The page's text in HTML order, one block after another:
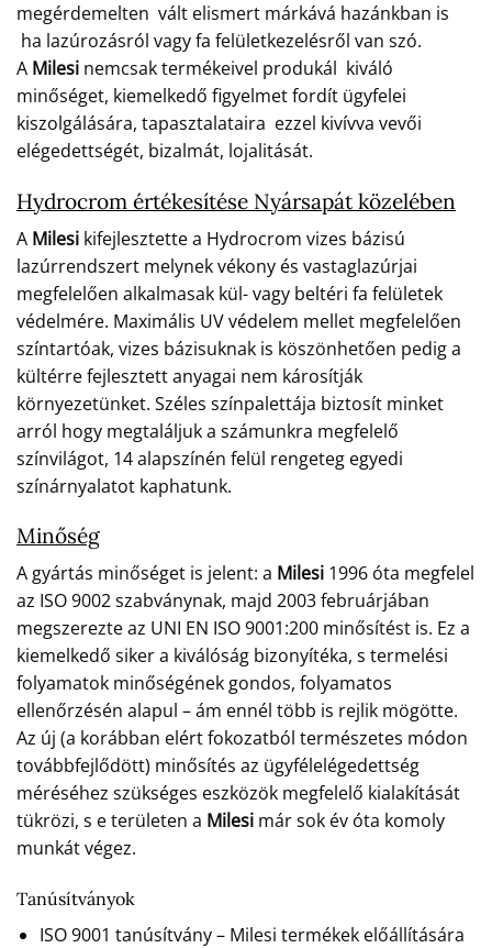
megérdemelten vált elismert márkává hazánkban is
ha lazúrozásról vagy fa felületkezelésről van szó.
A Milesi nemcsak termékeivel produkál kiváló
minőséget, kiemelkedő figyelmet fordít ügyfelei
kiszolgálására, tapasztalataira ezzel kivívva vevői
elégedettségét, bizalmát, lojalitását.
Hydrocrom értékesítése Nyársapát közelében
A Milesi kifejlesztette a Hydrocrom vizes bázisú
lazúrrendszert melynek vékony és vastaglazúrjai
megfelelően alkalmasak kül- vagy beltéri fa felületek
védelmére. Maximális UV védelem mellet megfelelően
színtartóak, vizes bázisuknak is köszönhetően pedig a
kültérre fejlesztett anyagai nem károsítják
környezetünket. Széles színpalettája biztosít minket
arról hogy megtaláljuk a számunkra megfelelő
színvilágot, 14 alapszínén felül rengeteg egyedi
színárnyalatot kaphatunk.
Minőség
A gyártás minőséget is jelent: a Milesi 1996 óta megfelel
az ISO 9002 szabványnak, majd 2003 februárjában
megszerezte az UNI EN ISO 9001:200 minősítést is. Ez a
kiemelkedő siker a kiválóság bizonyítéka, s termelési
folyamatok minőségének gondos, folyamatos
ellenőrzésén alapul – ám ennél több is rejlik mögötte.
Az új (a korábban elért fokozatból természetes módon
továbbfejlődött) minősítés az ügyfélelégedettség
méréséhez szükséges eszközök megfelelő kialakítását
tükrözi, s e területen a Milesi már sok év óta komoly
munkát végez.
Tanúsítványok
ISO 9001 tanúsítvány – Milesi termékek előállítására